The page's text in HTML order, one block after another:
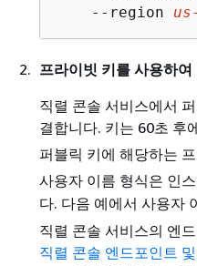
    --region
프라이빗 키를 사용하여
직렬 콘솔 서비스에서
결합니다. 키는 60초 후
퍼블릭 키에 해당하는
사용자 이름 형식은 인
다. 다음 예에서 사용자
직렬 콘솔 서비스의 엔
직렬 콘솔 엔드포인트